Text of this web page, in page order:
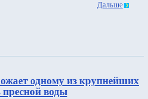
Дальше
одному из крупнейших
пресной воды